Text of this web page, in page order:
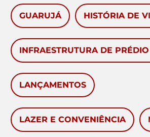
GUARUJÁ HISTÓRIA DE
INFRAESTRUTURA DE
LANÇAMENTOS
LAZER E CONVENIÊNCIA